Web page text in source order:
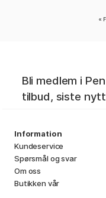
«
Bli medlem i
tilbud, siste
Information
Kundeservice
Spørsmål og svar
Om oss
Butikken vår